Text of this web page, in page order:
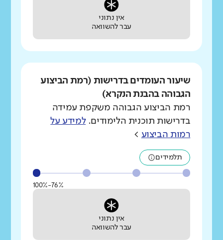
אין נתוני
עבר להשוואה
שיעור העומדים בדרישות (רמת הביצוע
הגבוהה בהבנת הנקרא)
רמת הביצוע הגבוהה משקפת עמידה
בדרישות תוכנית הלימודים.למידע על
רמות הביצוע >
תלמידים
76%-100%
אין נתוני
עבר להשוואה